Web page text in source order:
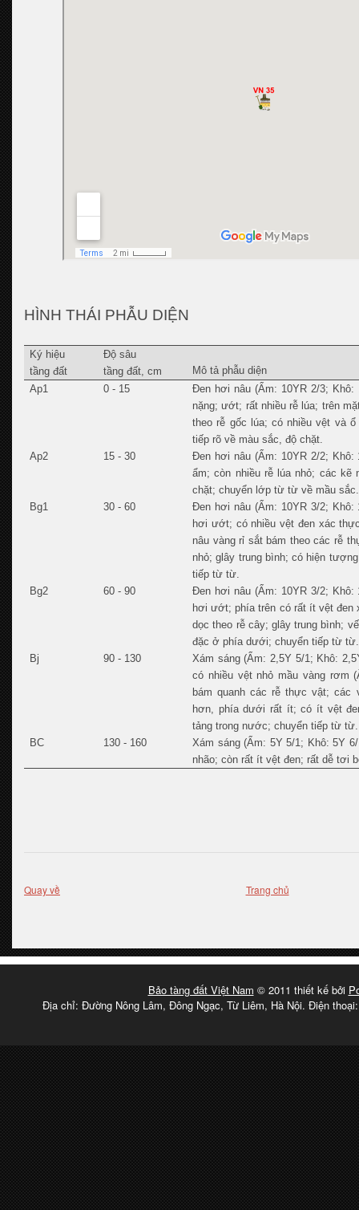
HÌNH THÁI PHẪU DIỆN
Ký hiệu
tầng đất
Độ sâu
tầng đất, cm
Mô tả phẫu diện
Ap1
0 - 15
Đen hơi nâu (Ẩm: 10YR 2/3; Khô:
nặng; ướt; rất nhiều rễ lúa; trên
theo rễ gốc lúa; có nhiều vệt và
tiếp rõ về màu sắc, độ chặt.
Ap2
15 - 30
Đen hơi nâu (Ẩm: 10YR 2/2;
ẩm; còn nhiều rễ lúa nhỏ; các
chặt; chuyển lớp từ từ về mầu sắc.
Bg1
30 - 60
Đen hơi nâu (Ẩm: 10YR 3/2;
hơi ướt; có nhiều vệt đen xác
nâu vàng rỉ sắt bám theo các rễ
nhỏ; glây trung bình; có hiện
tiếp từ từ.
Bg2
60 - 90
Đen hơi nâu (Ẩm: 10YR 3/2;
hơi ướt; phía trên có rất ít vệt đen
dọc theo rễ cây; glây trung bình;
đặc ở phía dưới; chuyển tiếp từ từ.
Bj
90 - 130
Xám sáng (Ẩm: 2,5Y 5/1; Khô:
có nhiều vệt nhỏ mầu vàng rơm
bám quanh các rễ thực vật; các
hơn, phía dưới rất ít; có ít vệt
tảng trong nước; chuyển tiếp từ từ.
BC
130 - 160
Xám sáng (Ẩm: 5Y 5/1; Khô: 5Y
nhão; còn rất ít vệt đen; rất dễ tơi
Quay về Trang chủ
Bảo tàng đất Việt Nam © 2011 thiết kế bởi
Địa chỉ: Đường Nông Lâm, Đông Ngạc, Từ Liêm, Hà Nội. Điện